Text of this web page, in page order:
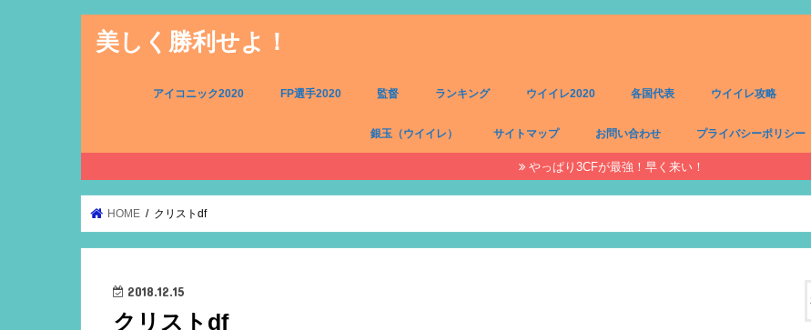
美しく勝利せよ！
アイコニック2020 FP選手2020 監督 ランキング ウイイレ2020 各国代表 ウイイレ攻略
銀玉（ウイイレ） サイトマップ お問い合わせ プライバシーポリシー
やっぱり3CFが最強！早く来い！
HOME クリストdf
2018.12.15
クリストdf